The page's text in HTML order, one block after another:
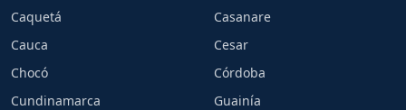
Caquetá
Casanare
Cauca
Cesar
Chocó
Córdoba
Cundinamarca
Guainía